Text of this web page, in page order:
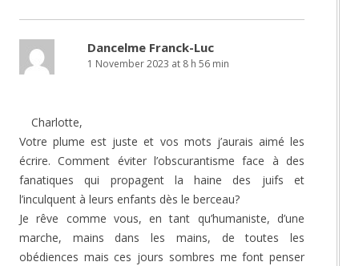
Dancelme Franck-Luc
1 November 2023 at 8 h 56 min
Charlotte,
Votre plume est juste et vos mots j’aurais aimé les
écrire. Comment éviter l’obscurantisme face à des
fanatiques qui propagent la haine des juifs et
l’inculquent à leurs enfants dès le berceau?
Je rêve comme vous, en tant qu’humaniste, d’une
marche, mains dans les mains, de toutes les
obédiences mais ces jours sombres me font penser